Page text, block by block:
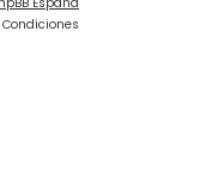
Condiciones